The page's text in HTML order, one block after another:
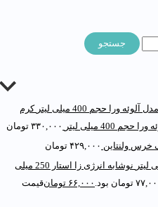
جستجو
کرم
میلی لیتر
۳۳۰,۰۰۰ تومان
ولنتاین ۴۲۹,۰۰۰ تومان
نوشابه انرژی زا استار 250 میلی
۶۶,۰۰۰ تومانقیمت